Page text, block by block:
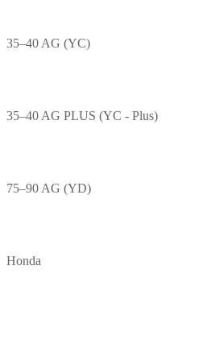
35–40 AG (YC)
35–40 AG PLUS (YC - Plus)
75–90 AG (YD)
Honda